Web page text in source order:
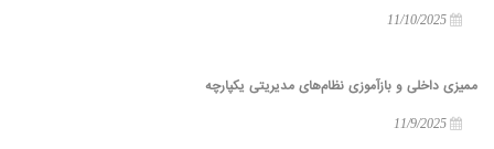
ممیزی داخلی و بازآموزی نظام‌های مدیریتی یکپارچه